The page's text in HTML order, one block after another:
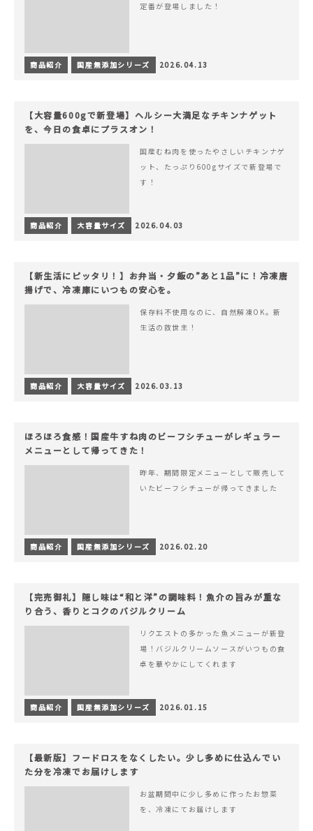
定番が登場しました！
商品紹介 国産無添加シリーズ 2026.04.13
【大容量600gで新登場】ヘルシー大満足なチキンナゲット
を、今日の食卓にプラスオン！
国産むね肉を使ったやさしいチキンナゲ
ット、たっぷり600gサイズで新登場で
す！
商品紹介 大容量サイズ 2026.04.03
【新生活にピッタリ！】お弁当・夕飯の”あと1品”に！冷凍唐
揚げで、冷凍庫にいつもの安心を。
保存料不使用なのに、自然解凍OK。新
生活の救世主！
商品紹介 大容量サイズ 2026.03.13
ほろほろ食感！国産牛すね肉のビーフシチューがレギュラー
メニューとして帰ってきた！
昨年、期間限定メニューとして販売して
いたビーフシチューが帰ってきました
商品紹介 国産無添加シリーズ 2026.02.20
【完売御礼】隠し味は“和と洋”の調味料！魚介の旨みが重な
り合う、香りとコクのバジルクリーム
リクエストの多かった魚メニューが新登
場！バジルクリームソースがいつもの食
卓を華やかにしてくれます
商品紹介 国産無添加シリーズ 2026.01.15
【最新版】フードロスをなくしたい。少し多めに仕込んでい
た分を冷凍でお届けします
お盆期間中に少し多めに作ったお惣菜
を、冷凍にてお届けします